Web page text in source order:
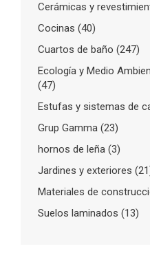
Cerámicas y
Cocinas (40)
Cuartos de baño (247)
Ecología y Medio
(47)
Estufas y sistemas de
Grup Gamma (23)
hornos de leña (3)
Jardines y exteriores
Materiales de
Suelos laminados (13)